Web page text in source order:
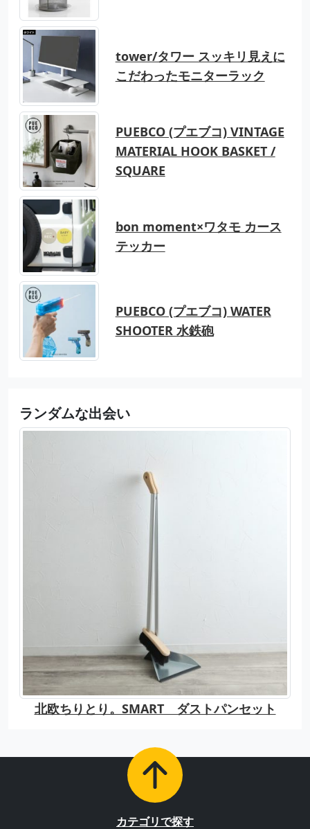
tower/タワー スッキリ見えに
こだわったモニターラック
PUEBCO (プエブコ) VINTAGE
MATERIAL HOOK BASKET /
SQUARE
bon moment×ワタモ カース
テッカー
PUEBCO (プエブコ) WATER
SHOOTER 水鉄砲
ランダムな出会い
北欧ちりとり。SMART ダストパンセット
カテゴリで探す